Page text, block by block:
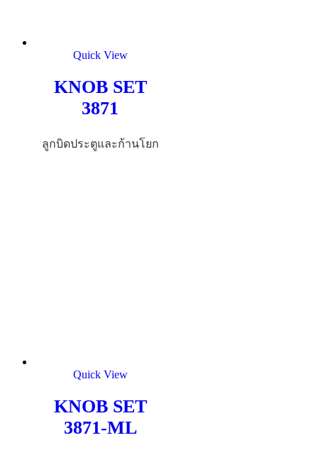
Quick View
KNOB SET
3871
ลูกบิดประตูและก้านโยก
Quick View
KNOB SET
3871-ML